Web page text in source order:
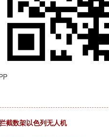
截数架以色列无人机